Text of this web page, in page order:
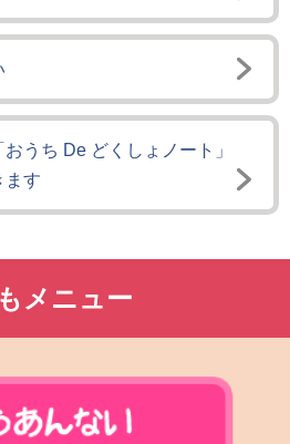
おうち De どくしょノート」
ます